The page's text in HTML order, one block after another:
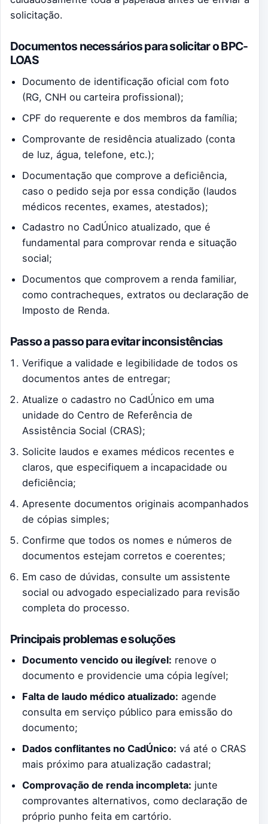
solicitação.
Documentos necessários para solicitar o BPC-
LOAS
Documento de identificação oficial com foto
(RG, CNH ou carteira profissional);
CPF do requerente e dos membros da família;
Comprovante de residência atualizado (conta
de luz, água, telefone, etc.);
Documentação que comprove a deficiência,
caso o pedido seja por essa condição (laudos
médicos recentes, exames, atestados);
Cadastro no CadÚnico atualizado, que é
fundamental para comprovar renda e situação
social;
Documentos que comprovem a renda familiar,
como contracheques, extratos ou declaração de
Imposto de Renda.
Passo a passo para evitar inconsistências
Verifique a validade e legibilidade de todos os
documentos antes de entregar;
Atualize o cadastro no CadÚnico em uma
unidade do Centro de Referência de
Assistência Social (CRAS);
Solicite laudos e exames médicos recentes e
claros, que especifiquem a incapacidade ou
deficiência;
Apresente documentos originais acompanhados
de cópias simples;
Confirme que todos os nomes e números de
documentos estejam corretos e coerentes;
Em caso de dúvidas, consulte um assistente
social ou advogado especializado para revisão
completa do processo.
Principais problemas e soluções
Documento vencido ou ilegível: renove o
documento e providencie uma cópia legível;
Falta de laudo médico atualizado: agende
consulta em serviço público para emissão do
documento;
Dados conflitantes no CadÚnico: vá até o CRAS
mais próximo para atualização cadastral;
Comprovação de renda incompleta: junte
comprovantes alternativos, como declaração de
próprio punho feita em cartório.